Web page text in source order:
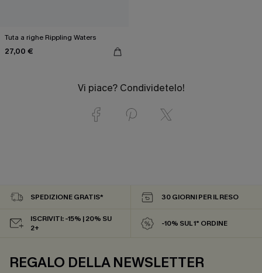
Tuta a righe Rippling Waters
27,00 €
Vi piace? Condividetelo!
SPEDIZIONE GRATIS* 30 GIORNI PER IL RESO
ISCRIVITI: -15% | 20% SU
2+
-10% SUL 1° ORDINE
REGALO DELLA NEWSLETTER